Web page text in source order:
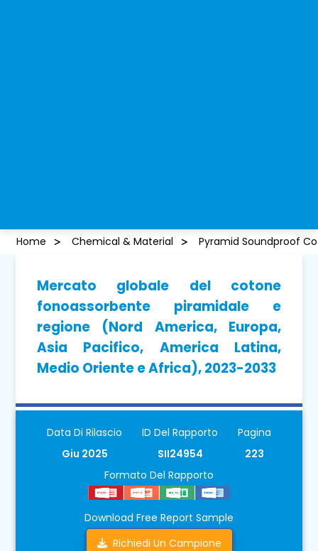
Home Chemical & Material Pyramid Soundproof
Mercato globale del cotone
fonoassorbente piramidale e
regione (Nord America, Europa,
Asia Pacifico, America Latina,
Medio Oriente e Africa), 2023-2033
Data Di Rilascio
Giu 2025
ID Del Rapporto
SII24954
Pagina
223
Formato Del Rapporto
Download Free Report Sample
Richiedi Un Campione